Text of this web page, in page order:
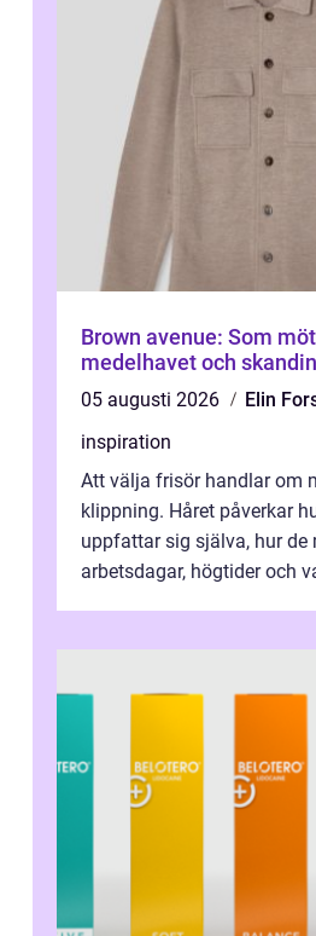
Brown avenue: Som
medelhavet och
05 augusti 2026
Elin
inspiration
Att välja frisör handlar om
klippning. Håret påverkar
uppfattar sig själva, hur de
arbetsdagar, högtider och